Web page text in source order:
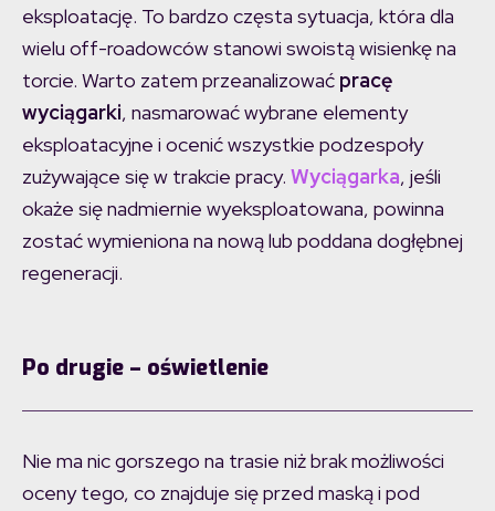
eksploatację. To bardzo częsta sytuacja, która dla
wielu off-roadowców stanowi swoistą wisienkę na
torcie. Warto zatem przeanalizować pracę
wyciągarki, nasmarować wybrane elementy
eksploatacyjne i ocenić wszystkie podzespoły
zużywające się w trakcie pracy. Wyciągarka, jeśli
okaże się nadmiernie wyeksploatowana, powinna
zostać wymieniona na nową lub poddana dogłębnej
regeneracji.
Po drugie – oświetlenie
Nie ma nic gorszego na trasie niż brak możliwości
oceny tego, co znajduje się przed maską i pod